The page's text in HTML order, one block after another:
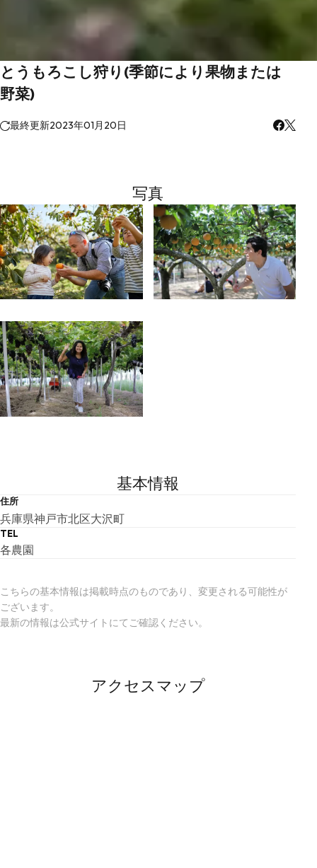
とうもろこし狩り(季節により果物または
野菜)
最終更新2023年01月20日
写真
基本情報
住所
兵庫県神戸市北区大沢町
TEL
各農園
こちらの基本情報は掲載時点のものであり、変更される可能性が
ございます。
最新の情報は公式サイトにてご確認ください。
アクセスマップ